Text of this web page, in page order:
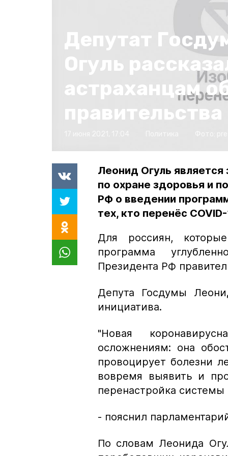
Депутат
Огуль
астраханцам
Леонид Огуль
по охране здоровья и
РФ о введении
тех, кто перенёс
Для россиян,
программа
Президента РФ
Депута Госдумы
инициатива.
"Новая
осложнениям: она
провоцирует болезни
вовремя выявить и
перенастройка
- пояснил
По словам Леонида